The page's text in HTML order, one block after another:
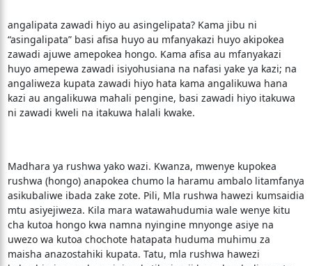
angalipata zawadi hiyo au asingelipata? Kama jibu ni
“asingalipata” basi afisa huyo au mfanyakazi huyo akipokea
zawadi ajuwe amepokea hongo. Kama afisa au mfanyakazi
huyo amepewa zawadi isiyohusiana na nafasi yake ya kazi; na
angaliweza kupata zawadi hiyo hata kama angalikuwa hana
kazi au angalikuwa mahali pengine, basi zawadi hiyo itakuwa
ni zawadi kweli na itakuwa halali kwake.
Madhara ya rushwa yako wazi. Kwanza, mwenye kupokea
rushwa (hongo) anapokea chumo la haramu ambalo litamfanya
asikubaliwe ibada zake zote. Pili, Mla rushwa hawezi kumsaidia
mtu asiyejiweza. Kila mara watawahudumia wale wenye kitu
cha kutoa hongo kwa namna nyingine mnyonge asiye na
uwezo wa kutoa chochote hatapata huduma muhimu za
maisha anazostahiki kupata. Tatu, mla rushwa hawezi